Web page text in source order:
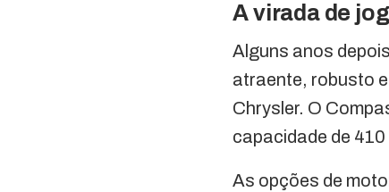
A virada de
Alguns anos
atraente, robusto
Chrysler. O
capacidade de
As opções de